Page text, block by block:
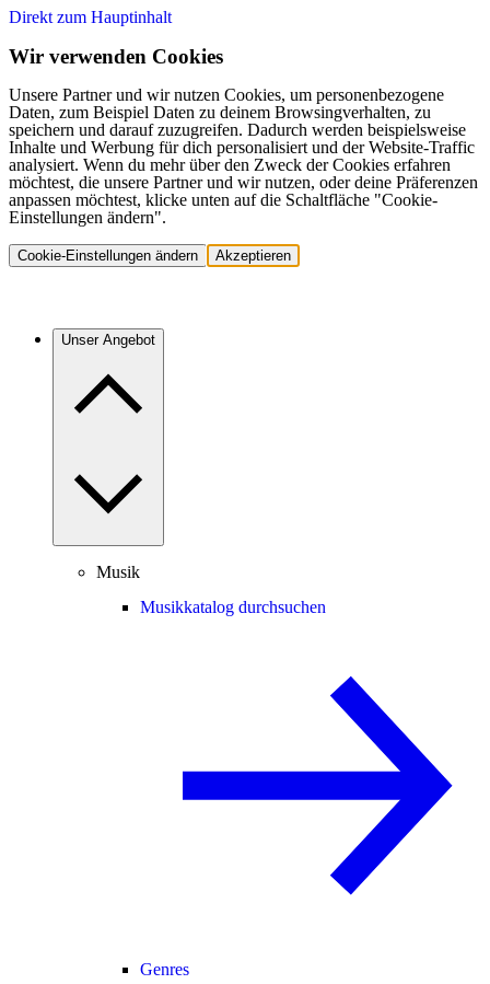
Direkt zum Hauptinhalt
Wir verwenden Cookies
Unsere Partner und wir nutzen Cookies, um personenbezogene
Daten, zum Beispiel Daten zu deinem Browsingverhalten, zu
speichern und darauf zuzugreifen. Dadurch werden beispielsweise
Inhalte und Werbung für dich personalisiert und der Website-Traffic
analysiert. Wenn du mehr über den Zweck der Cookies erfahren
möchtest, die unsere Partner und wir nutzen, oder deine Präferenzen
anpassen möchtest, klicke unten auf die Schaltfläche "Cookie-
Einstellungen ändern".
Cookie-Einstellungen ändern Akzeptieren
Unser Angebot
Musik
Musikkatalog durchsuchen
Genres